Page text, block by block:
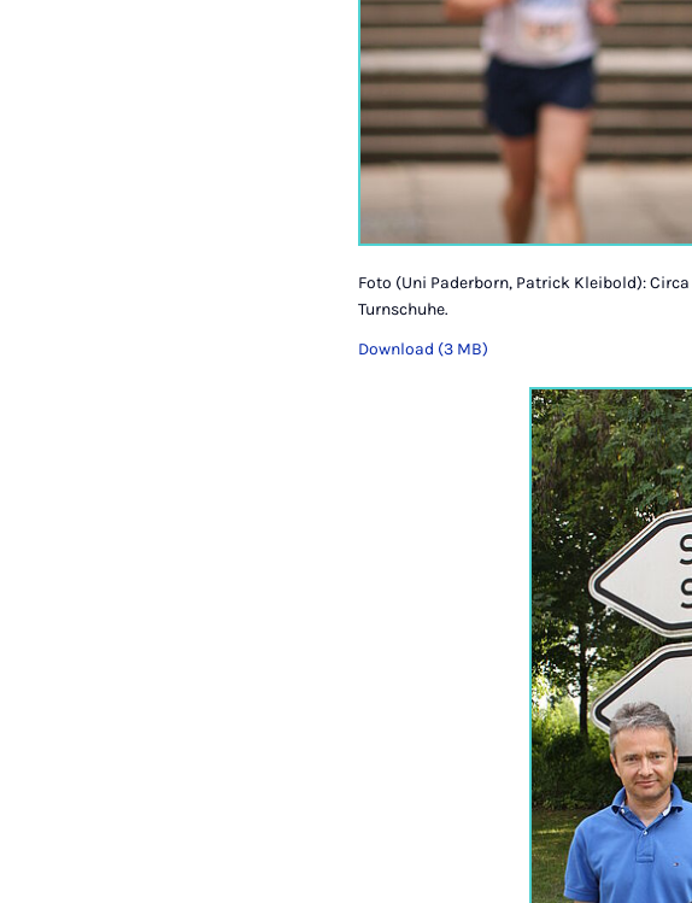
Foto (Uni Paderborn, Patrick Kleibold):
Turnschuhe.
Download (3 MB)